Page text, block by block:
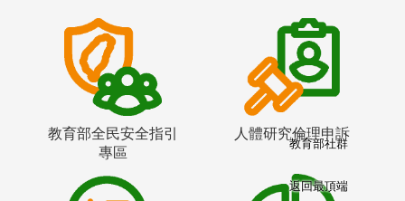
教育部全民安全指引
專區
人體研究倫理申訴
教育部社群
返回最頂端